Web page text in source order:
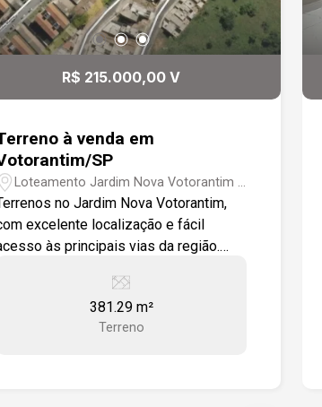
R$ 215.000,00 V
à venda em
SP
Loteamento Jardim Nova Votorantim -
Votorantim/SP
no Jardim Nova Votorantim,
excelente localização e fácil
às principais vias da região.
186,64 m²) -Confrontam com área verde
-Fácil acesso à Avenida Pedro Augusto
Rangel -Fácil acesso à Estrada José
381.29 m²
Terreno